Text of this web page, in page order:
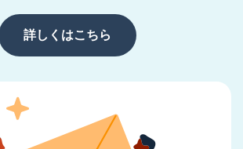
詳しくはこちら